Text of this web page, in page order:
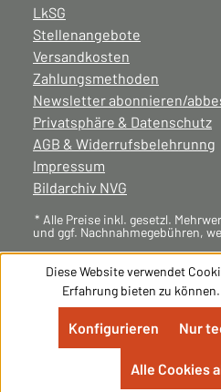
LkSG
Stellenangebote
Versandkosten
Zahlungsmethoden
Newsletter abonnieren/
Privatsphäre & Datenschutz
AGB & Widerrufsbelehrunng
Impressum
Bildarchiv NVG
* Alle Preise inkl. gesetzl.
und ggf. Nachnahmegebühren,
Diese Website verwendet
Erfahrung bieten zu können.
Nur
Konfigurieren
Alle Cookies